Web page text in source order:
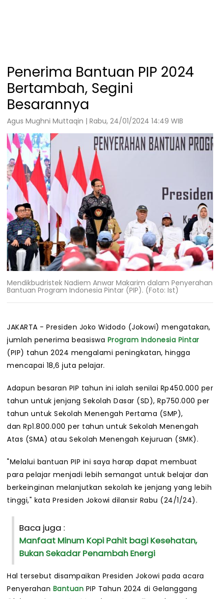
Penerima Bantuan PIP 2024
Bertambah, Segini
Besarannya
Agus Mughni Muttaqin | Rabu, 24/01/2024 14:49 WIB
Mendikbudristek Nadiem Anwar Makarim dalam Penyerahan
Bantuan Program Indonesia Pintar (PIP). (Foto: Ist)
JAKARTA - Presiden Joko Widodo (Jokowi) mengatakan,
jumlah penerima beasiswa Program Indonesia Pintar
(PIP) tahun 2024 mengalami peningkatan, hingga
mencapai 18,6 juta pelajar.
Adapun besaran PIP tahun ini ialah senilai Rp450.000 per
tahun untuk jenjang Sekolah Dasar (SD), Rp750.000 per
tahun untuk Sekolah Menengah Pertama (SMP),
dan Rp1.800.000 per tahun untuk Sekolah Menengah
Atas (SMA) atau Sekolah Menengah Kejuruan (SMK).
"Melalui bantuan PIP ini saya harap dapat membuat
para pelajar menjadi lebih semangat untuk belajar dan
berkeinginan melanjutkan sekolah ke jenjang yang lebih
tinggi," kata Presiden Jokowi dilansir Rabu (24/1/24).
Baca juga :
Manfaat Minum Kopi Pahit bagi Kesehatan,
Bukan Sekadar Penambah Energi
Hal tersebut disampaikan Presiden Jokowi pada acara
Penyerahan Bantuan PIP Tahun 2024 di Gelanggang